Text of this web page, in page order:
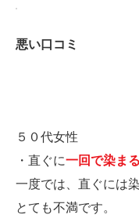
悪い口コミ
５０代女性
・直ぐに一回で染まる
一度では、直ぐには
とても不満です。